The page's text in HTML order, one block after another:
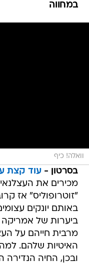
במחווה
וואלה! כיף
בסרטון -עוד קצת
מכירים את
"זוטרופוליס" אז
באותם יונקים
ביערות של
מרבית חייהם על
האיטיות שלהם.
ובכן, החיה הנדירה